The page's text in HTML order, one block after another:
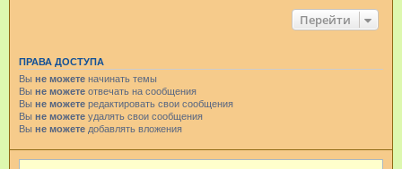
Перейти
ПРАВА ДОСТУПА
Вы не можете начинать темы
Вы не можете отвечать на сообщения
Вы не можете редактировать свои сообщения
Вы не можете удалять свои сообщения
Вы не можете добавлять вложения